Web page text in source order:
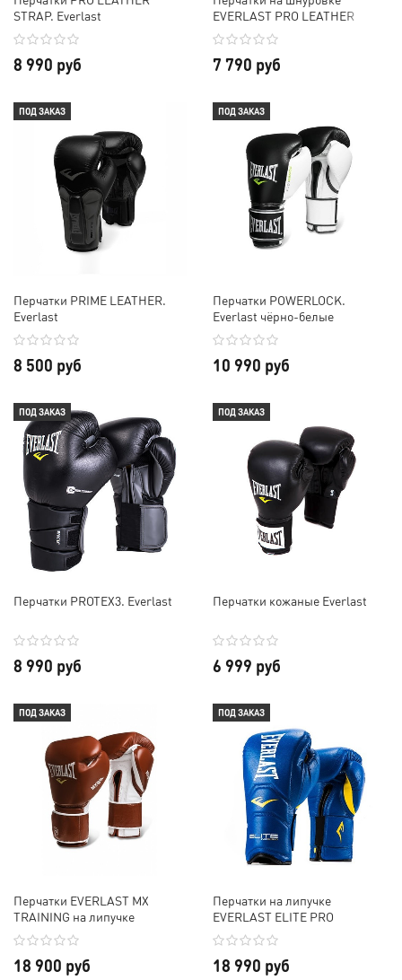
STRAP. Everlast
8 990 руб
EVERLAST PRO LEATHER
LACED
7 790 руб
ПОД ЗАКАЗ
Перчатки PRIME LEATHER.
Everlast
8 500 руб
ПОД ЗАКАЗ
Перчатки POWERLOCK.
Everlast чёрно-белые
10 990 руб
ПОД ЗАКАЗ
Перчатки PROTEX3. Everlast
8 990 руб
ПОД ЗАКАЗ
Перчатки кожаные Everlast
6 999 руб
ПОД ЗАКАЗ
Перчатки EVERLAST MX
TRAINING на липучке
18 900 руб
ПОД ЗАКАЗ
Перчатки на липучке
EVERLAST ELITE PRO
18 990 руб